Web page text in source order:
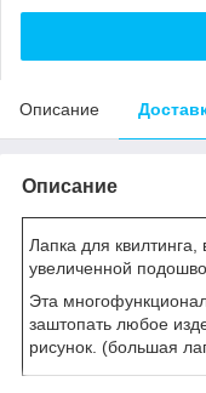
Описание
Описание
Лапка для
увеличенной
Эта
заштопать любое
рисунок. (большая